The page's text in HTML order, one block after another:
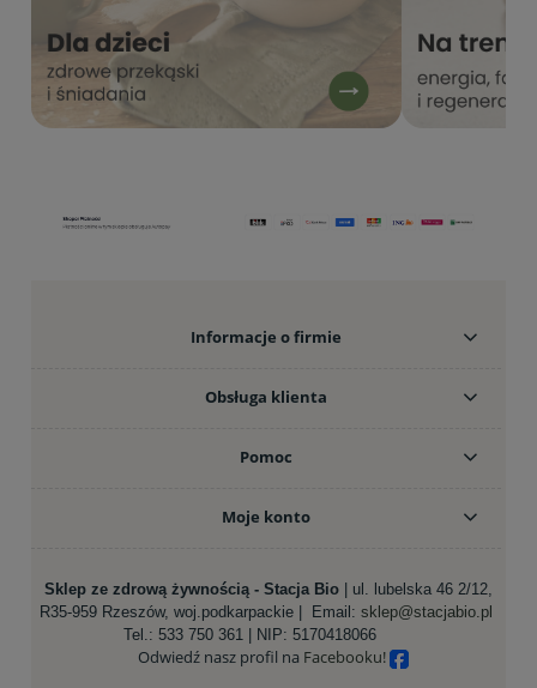
Informacje o firmie
Obsługa klienta
Pomoc
Moje konto
Sklep ze zdrową żywnością - Stacja Bio
| ul. lubelska 46 2/12,
R35-959 Rzeszów, woj.podkarpackie |
Email: sklep@stacjabio.pl
Tel.: 533 750 361| NIP: 5170418066
Odwiedź nasz profil na Facebooku!